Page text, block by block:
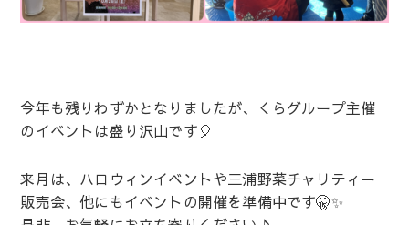
今年も残りわずかとなりましたが、くらグループ主催
のイベントは盛り沢山です🎈
来月は、ハロウィンイベントや三浦野菜チャリティー
販売会、他にもイベントの開催を準備中です🤫✨